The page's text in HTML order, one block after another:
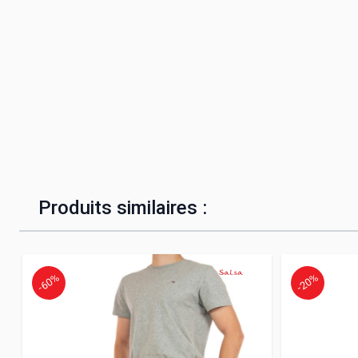
Produits similaires :
-60% -20%